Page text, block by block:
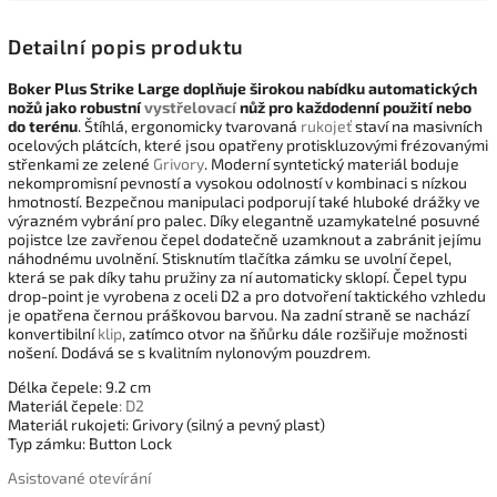
Detailní popis produktu
Boker Plus Strike Large doplňuje širokou nabídku automatických
nožů jako robustnívystřelovacínůž pro každodenní použití nebo
do terénu. Štíhlá, ergonomicky tvarovaná rukojeťstaví na masivních
ocelových plátcích, které jsou opatřeny protiskluzovými frézovanými
střenkami ze zelené Grivory. Moderní syntetický materiál boduje
nekompromisní pevností a vysokou odolností v kombinaci s nízkou
hmotností. Bezpečnou manipulaci podporují také hluboké drážky ve
výrazném vybrání pro palec. Díky elegantně uzamykatelné posuvné
pojistce lze zavřenou čepel dodatečně uzamknout a zabránit jejímu
náhodnému uvolnění. Stisknutím tlačítka zámku se uvolní čepel,
která se pak díky tahu pružiny za ní automaticky sklopí. Čepel typu
drop-point je vyrobena z oceli D2 a pro dotvoření taktického vzhledu
je opatřena černou práškovou barvou. Na zadní straně se nachází
konvertibilníklip, zatímco otvor na šňůrku dále rozšiřuje možnosti
nošení. Dodává se s kvalitním nylonovým pouzdrem.
Délka čepele: 9.2 cm
Materiál čepele: D2
Materiál rukojeti: Grivory (silný a pevný plast)
Typ zámku: Button Lock
Asistované otevírání